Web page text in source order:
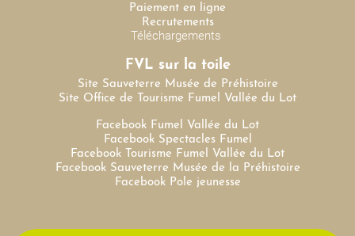
Paiement en ligne
Recrutements
Téléchargements
FVL sur la toile
Site Sauveterre Musée de Préhistoire
Site Office de Tourisme Fumel Vallée du Lot
Facebook Fumel Vallée du Lot
Facebook Spectacles Fumel
Facebook Tourisme Fumel Vallée du Lot
Facebook Sauveterre Musée de la Préhistoire
Facebook Pole jeunesse